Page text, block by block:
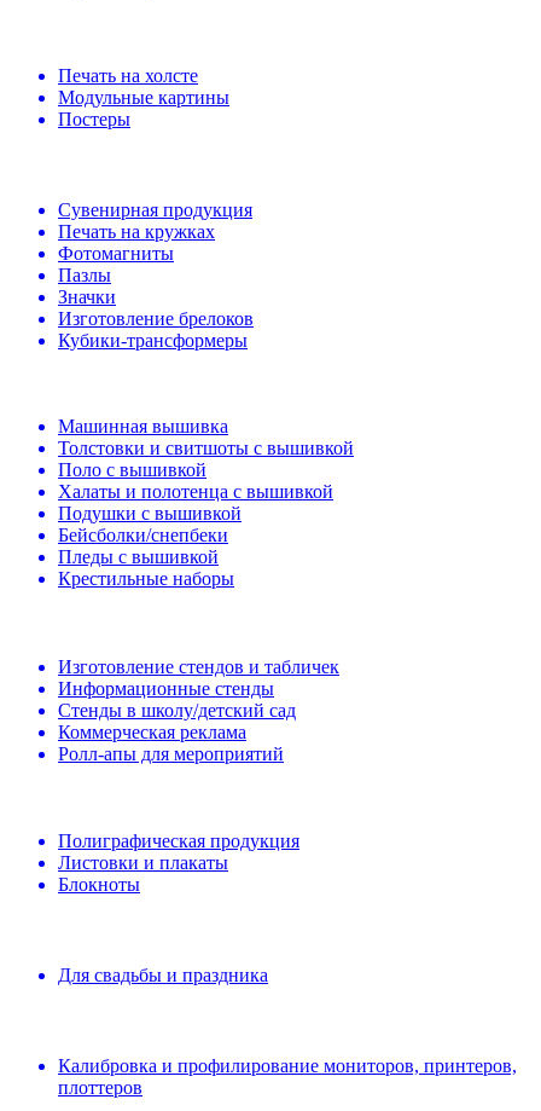
Печать на холсте
Модульные картины
Постеры
Сувенирная продукция
Печать на кружках
Фотомагниты
Пазлы
Значки
Изготовление брелоков
Кубики-трансформеры
Машинная вышивка
Толстовки и свитшоты с вышивкой
Поло с вышивкой
Халаты и полотенца с вышивкой
Подушки с вышивкой
Бейсболки/снепбеки
Пледы с вышивкой
Крестильные наборы
Изготовление стендов и табличек
Информационные стенды
Стенды в школу/детский сад
Коммерческая реклама
Ролл-апы для мероприятий
Полиграфическая продукция
Листовки и плакаты
Блокноты
Для свадьбы и праздника
Калибровка и профилирование мониторов, принтеров,
плоттеров